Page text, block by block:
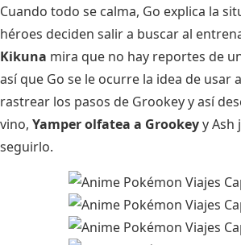
Cuando todo se calma, Go explica la
héroes deciden salir a buscar al
Kikuna mira que no hay reportes de
así que Go se le ocurre la idea de usar
rastrear los pasos de Grookey y así
vino, Yamper olfatea a Grookeyy Ash
seguirlo.